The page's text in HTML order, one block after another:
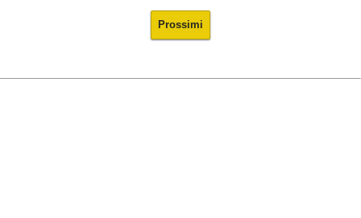
Prossimi